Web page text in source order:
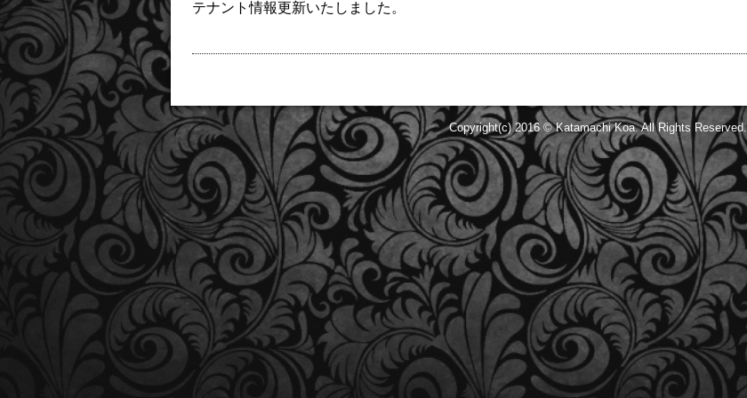
テナント情報更新いたしました。
Copyright(c) 2016 © Katamachi Koa. All Rights Reserved.